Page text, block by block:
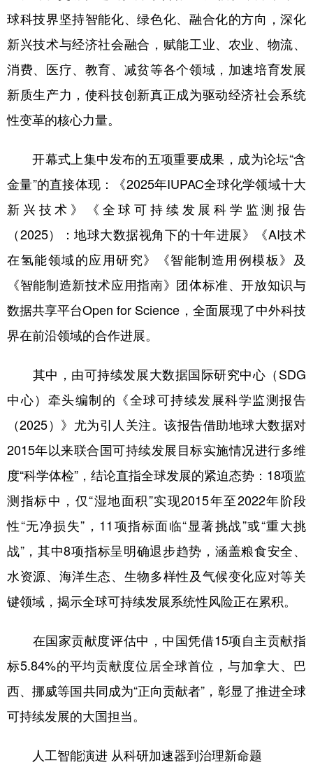
English Español Français عربى
球科技界坚持智能化、绿色化、融合化的方向，深化
新兴技术与经济社会融合，赋能工业、农业、物流、
消费、医疗、教育、减贫等各个领域，加速培育发展
新质生产力，使科技创新真正成为驱动经济社会系统
性变革的核心力量。
开幕式上集中发布的五项重要成果，成为论坛“含
金量”的直接体现：《2025年IUPAC全球化学领域十大
新兴技术》《全球可持续发展科学监测报告
（2025）：地球大数据视角下的十年进展》《AI技术
在氢能领域的应用研究》《智能制造用例模板》及
《智能制造新技术应用指南》团体标准、开放知识与
数据共享平台Open for Science，全面展现了中外科技
界在前沿领域的合作进展。
其中，由可持续发展大数据国际研究中心（SDG
中心）牵头编制的《全球可持续发展科学监测报告
（2025）》尤为引人关注。该报告借助地球大数据对
2015年以来联合国可持续发展目标实施情况进行多维
度“科学体检”，结论直指全球发展的紧迫态势：18项监
测指标中，仅“湿地面积”实现2015年至2022年阶段
性“无净损失”，11项指标面临“显著挑战”或“重大挑
战”，其中8项指标呈明确退步趋势，涵盖粮食安全、
水资源、海洋生态、生物多样性及气候变化应对等关
键领域，揭示全球可持续发展系统性风险正在累积。
在国家贡献度评估中，中国凭借15项自主贡献指
标5.84%的平均贡献度位居全球首位，与加拿大、巴
西、挪威等国共同成为“正向贡献者”，彰显了推进全球
可持续发展的大国担当。
人工智能演进 从科研加速器到治理新命题